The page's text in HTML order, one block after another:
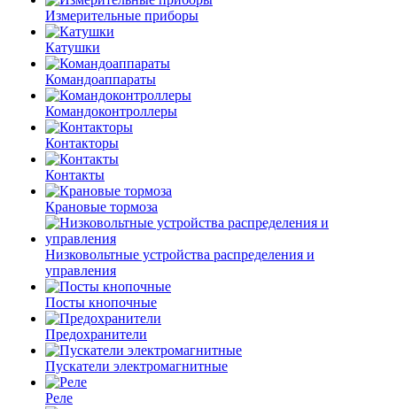
Измерительные приборы
Катушки
Командоаппараты
Командоконтроллеры
Контакторы
Контакты
Крановые тормоза
Низковольтные устройства распределения и
управления
Посты кнопочные
Предохранители
Пускатели электромагнитные
Реле